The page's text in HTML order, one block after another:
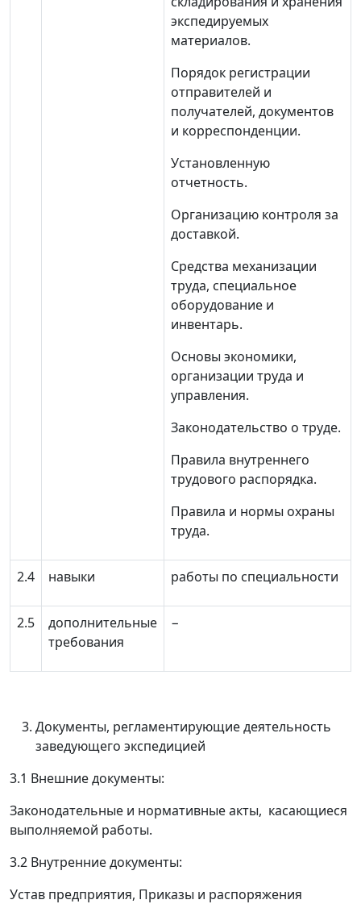
экспедируемых
материалов.
Порядок регистрации
отправителей и
получателей, документов
и корреспонденции.
Установленную
отчетность.
Организацию контроля за
доставкой.
Средства механизации
труда, специальное
оборудование и
инвентарь.
Основы экономики,
организации труда и
управления.
Законодательство о труде.
Правила внутреннего
трудового распорядка.
Правила и нормы охраны
труда.
2.4 навыки работы по специальности
2.5
дополнительные
требования
−
Документы, регламентирующие деятельность
заведующего экспедицией
3.1 Внешние документы:
Законодательные и нормативные акты, касающиеся
выполняемой работы.
3.2 Внутренние документы:
Устав предприятия, Приказы и распоряжения